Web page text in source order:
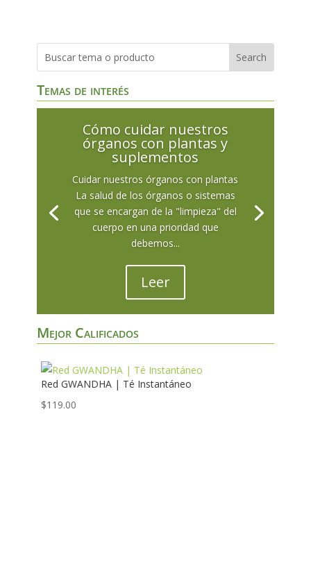
$309.00.$279.00.
Temas de interés
Cómo cuidar nuestros
órganos con plantas y
suplementos
Cuidar nuestros órganos con plantas
La salud de los órganos o sistemas
que se encargan de la "limpieza" del
cuerpo en una prioridad que
debemos...
Leer
Mejor Calificados
Red GWANDHA | Té Instantáneo
$119.00